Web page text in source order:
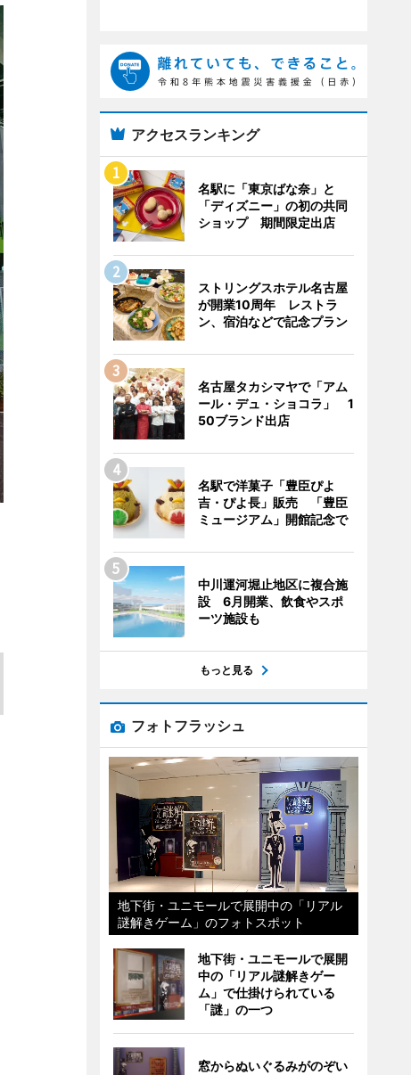
アクセスランキング
名駅に「東京ばな奈」と
「ディズニー」の初の共同
ショップ 期間限定出店
ストリングスホテル名古屋
が開業10周年 レストラ
ン、宿泊などで記念プラン
名古屋タカシマヤで「アム
ール・デュ・ショコラ」 1
50ブランド出店
名駅で洋菓子「豊臣ぴよ
吉・ぴよ長」販売 「豊臣
ミュージアム」開館記念で
中川運河堀止地区に複合施
設 6月開業、飲食やスポ
ーツ施設も
もっと見る
フォトフラッシュ
地下街・ユニモールで展開中の「リアル
謎解きゲーム」のフォトスポット
地下街・ユニモールで展開
中の「リアル謎解きゲー
ム」で仕掛けられている
「謎」の一つ
窓からぬいぐるみがのぞい